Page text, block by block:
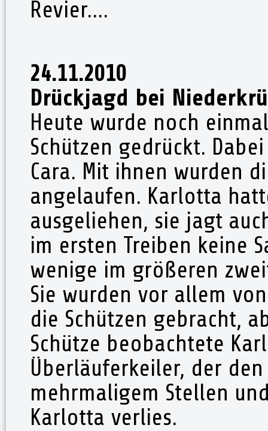
Revier....
24.11.2010
Drückjagd bei
Heute wurde noch
Schützen gedrückt.
Cara. Mit ihnen wurden
angelaufen. Karlotta
ausgeliehen, sie jagt
im ersten Treiben keine
wenige im größeren
Sie wurden vor allem
die Schützen gebracht,
Schütze beobachtete
Überläuferkeiler, der
mehrmaligem Stellen
Karlotta verlies.